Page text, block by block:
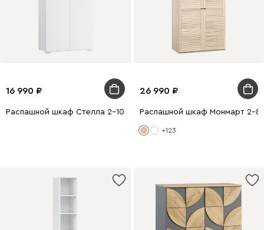
16 990
Распашной шкаф Стелла 2-100x220 Белый
26 990
Распашной шкаф Монмарт 2-
+123